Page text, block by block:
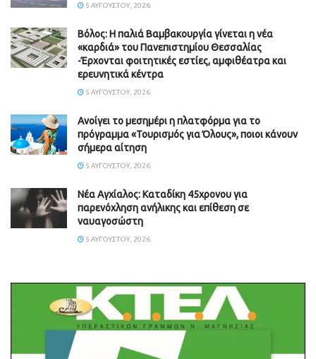
5 ΑΥΓΟΎΣΤΟΥ, 2026
Βόλος: Η παλιά Βαμβακουργία γίνεται η νέα
«καρδιά» του Πανεπιστημίου Θεσσαλίας
-Έρχονται φοιτητικές εστίες, αμφιθέατρα και
ερευνητικά κέντρα
5 ΑΥΓΟΎΣΤΟΥ, 2026
Ανοίγει το μεσημέρι η πλατφόρμα για το
πρόγραμμα «Τουρισμός για Όλους», ποιοι κάνουν
σήμερα αίτηση
5 ΑΥΓΟΎΣΤΟΥ, 2026
Νέα Αγχίαλος: Καταδίκη 45χρονου για
παρενόχληση ανήλικης και επίθεση σε
ναυαγοσώστη
5 ΑΥΓΟΎΣΤΟΥ, 2026